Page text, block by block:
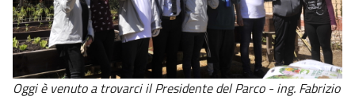
Oggi è venuto a trovarci il Presidente del Parco - ing. Fabrizio